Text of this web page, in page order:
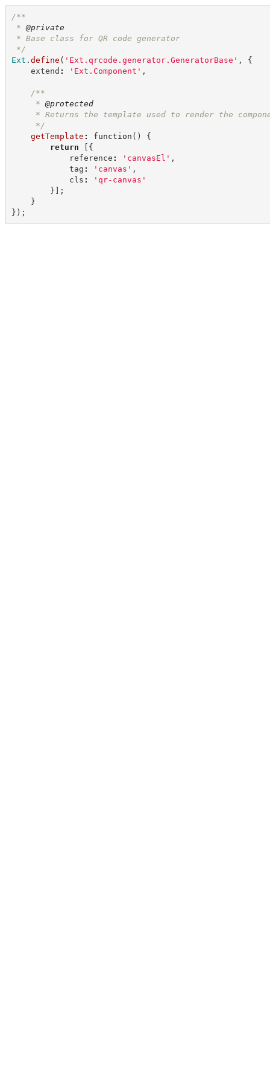
/**
* @private
* Base class for QR code generator
*/
Ext . define ( ' Ext.qrcode.generator.GeneratorBase ' ,
{
extend : ' Ext.Component ' ,
/**
* @protected
* Returns the template used to render the
*/
getTemplate : function ( )
{
return
[ {
reference : ' canvasEl ' ,
tag : ' canvas ' ,
cls : ' qr-canvas '
} ] ;
}
} ) ;